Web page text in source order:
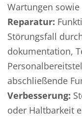
Wartungen
Reparatur:
Störungsfall
dokumentation,
abschließende
Verbesserung:
oder Haltbarkeit